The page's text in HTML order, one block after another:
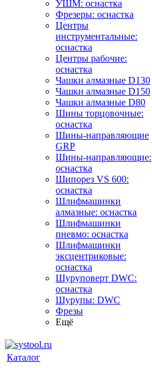
УШМ: оснастка
Фрезеры: оснастка
Центры
инструментальные:
оснастка
Центры рабочие:
оснастка
Чашки алмазные D130
Чашки алмазные D150
Чашки алмазные D80
Шины торцовочные:
оснастка
Шины-направляющие
GRP
Шины-направляющие:
оснастка
Шипорез VS 600:
оснастка
Шлифмашинки
алмазные: оснастка
Шлифмашинки
пневмо: оснастка
Шлифмашинки
эксцентриковые:
оснастка
Шуруповерт DWC:
оснастка
Шурупы: DWC
Фрезы
Ещё
Каталог